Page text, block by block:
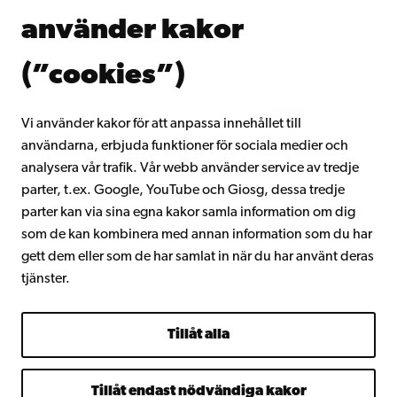
använder kakor
(”cookies”)
Vi använder kakor för att anpassa innehållet till
användarna, erbjuda funktioner för sociala medier och
analysera vår trafik. Vår webb använder service av tredje
parter, t.ex. Google, YouTube och Giosg, dessa tredje
parter kan via sina egna kakor samla information om dig
som de kan kombinera med annan information som du har
gett dem eller som de har samlat in när du har använt deras
tjänster.
Tillåt alla
Tillåt endast nödvändiga kakor
Gå med i Åbo Akademis alumnnätverk
Intranätet
Facebook InstagramYouTube LinkedIn Blog Snapchat